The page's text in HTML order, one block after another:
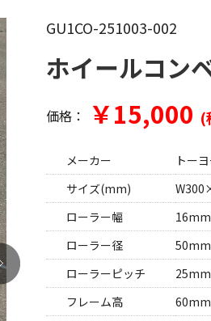
GU1CO-251003-002
ホイールコン
価格： ￥15,000 (
メーカー
トー
サイズ(mm)
ローラー幅
16mm
ローラー径
50mm
ローラーピッチ
25mm
フレーム高
60mm